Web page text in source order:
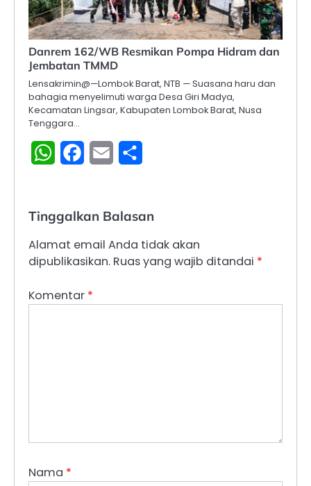
Danrem 162/WB Resmikan Pompa Hidram dan
Jembatan TMMD
Lensakrimin@—Lombok Barat, NTB — Suasana haru dan
bahagia menyelimuti warga Desa Giri Madya,
Kecamatan Lingsar, Kabupaten Lombok Barat, Nusa
Tenggara…
WhatsAppFacebook
Email
Tinggalkan Balasan
Alamat email Anda tidak akan
dipublikasikan. Ruas yang wajib ditandai *
Komentar *
Nama *